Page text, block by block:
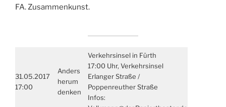
FA. Zusammenkunst.
31.05.2017
17:00
Anders
herum
denken
Verkehrsinsel in Fürth
17:00 Uhr, Verkehrsinsel
Erlanger Straße /
Poppenreuther Straße
Infos: